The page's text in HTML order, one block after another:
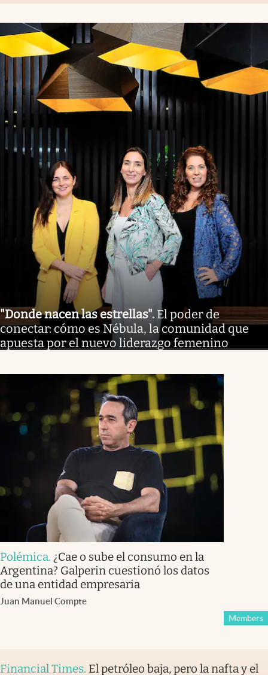
"Donde nacen las estrellas". El poder de
conectar: cómo es Nébula, la comunidad que
apuesta por el nuevo liderazgo femenino
Polémica. ¿Cae o sube el consumo en la
Argentina? Galperin cuestionó los datos
de una entidad empresaria
Juan Manuel Compte
Members
Financial Times. El petróleo baja, pero la nafta y el